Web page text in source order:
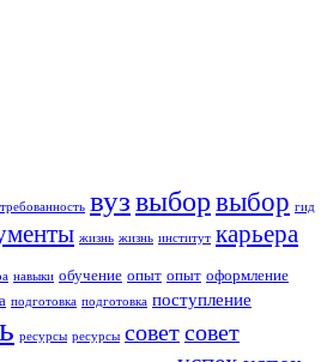
вузвыбор выбор гид
жизнь жизнь институт карьера
навыки обучение опыт опыт оформление
подготовка подготовка поступление
ресурсы ресурсы советсовет